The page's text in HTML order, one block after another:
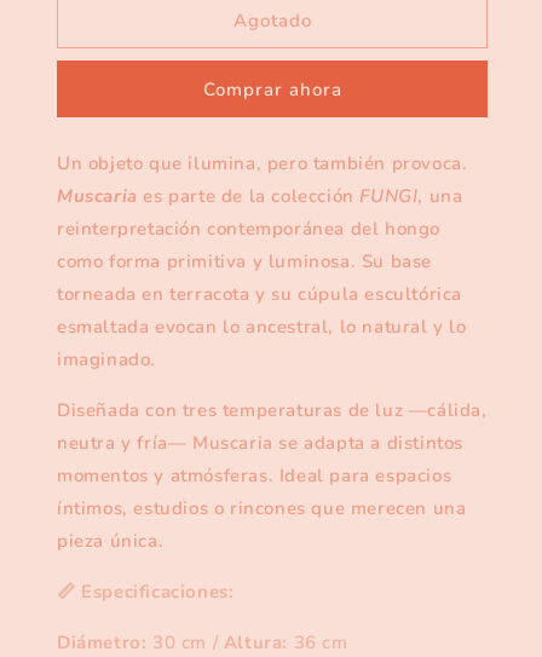
Fungi
Muscaria
Agotado
Comprar ahora
Un objeto que ilumina, pero también provoca.
Muscaria es parte de la colección FUNGI, una
reinterpretación contemporánea del hongo
como forma primitiva y luminosa. Su base
torneada en terracota y su cúpula escultórica
esmaltada evocan lo ancestral, lo natural y lo
imaginado.
Diseñada con tres temperaturas de luz —cálida,
neutra y fría— Muscaria se adapta a distintos
momentos y atmósferas. Ideal para espacios
íntimos, estudios o rincones que merecen una
pieza única.
📏 Especificaciones:
Diámetro: 30 cm / Altura: 36 cm